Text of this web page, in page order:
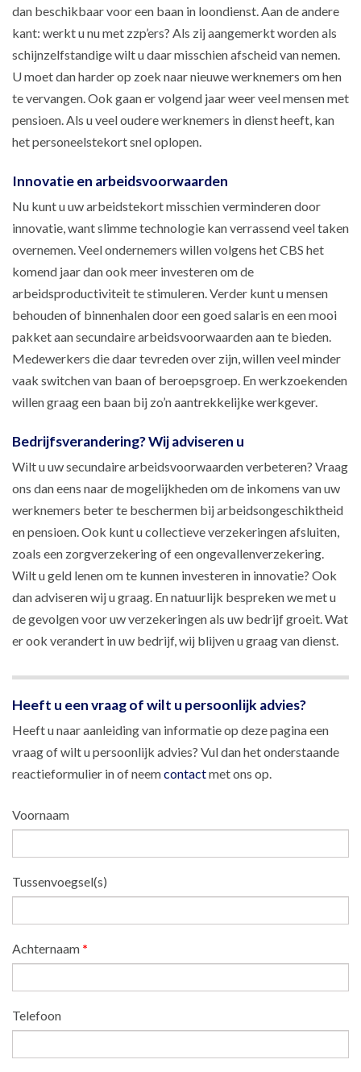
dan beschikbaar voor een baan in loondienst. Aan de andere
kant: werkt u nu met zzp’ers? Als zij aangemerkt worden als
schijnzelfstandige wilt u daar misschien afscheid van nemen.
U moet dan harder op zoek naar nieuwe werknemers om hen
te vervangen. Ook gaan er volgend jaar weer veel mensen met
pensioen. Als u veel oudere werknemers in dienst heeft, kan
het personeelstekort snel oplopen.
Innovatie en arbeidsvoorwaarden
Nu kunt u uw arbeidstekort misschien verminderen door
innovatie, want slimme technologie kan verrassend veel taken
overnemen. Veel ondernemers willen volgens het CBS het
komend jaar dan ook meer investeren om de
arbeidsproductiviteit te stimuleren. Verder kunt u mensen
behouden of binnenhalen door een goed salaris en een mooi
pakket aan secundaire arbeidsvoorwaarden aan te bieden.
Medewerkers die daar tevreden over zijn, willen veel minder
vaak switchen van baan of beroepsgroep. En werkzoekenden
willen graag een baan bij zo’n aantrekkelijke werkgever.
Bedrijfsverandering? Wij adviseren u
Wilt u uw secundaire arbeidsvoorwaarden verbeteren? Vraag
ons dan eens naar de mogelijkheden om de inkomens van uw
werknemers beter te beschermen bij arbeidsongeschiktheid
en pensioen. Ook kunt u collectieve verzekeringen afsluiten,
zoals een zorgverzekering of een ongevallenverzekering.
Wilt u geld lenen om te kunnen investeren in innovatie? Ook
dan adviseren wij u graag. En natuurlijk bespreken we met u
de gevolgen voor uw verzekeringen als uw bedrijf groeit. Wat
er ook verandert in uw bedrijf, wij blijven u graag van dienst.
Heeft u een vraag of wilt u persoonlijk advies?
Heeft u naar aanleiding van informatie op deze pagina een
vraag of wilt u persoonlijk advies? Vul dan het onderstaande
reactieformulier in of neemcontactmet ons op.
Voornaam
Tussenvoegsel(s)
Achternaam *
Telefoon